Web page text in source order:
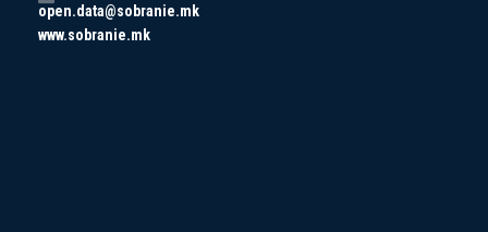
open.data@sobranie.mk
www.sobranie.mk